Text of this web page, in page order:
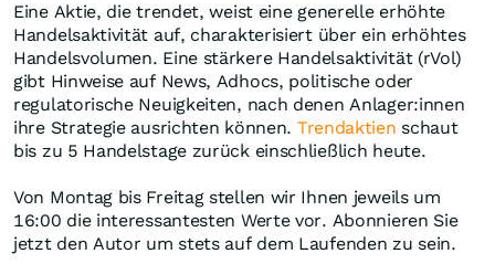
Eine Aktie, die trendet, weist eine generelle erhöhte
Handelsaktivität auf, charakterisiert über ein erhöhtes
Handelsvolumen. Eine stärkere Handelsaktivität (rVol)
gibt Hinweise auf News, Adhocs, politische oder
regulatorische Neuigkeiten, nach denen Anlager:innen
ihre Strategie ausrichten können. Trendaktien schaut
bis zu 5 Handelstage zurück einschließlich heute.
Von Montag bis Freitag stellen wir Ihnen jeweils um
16:00 die interessantesten Werte vor. Abonnieren Sie
jetzt den Autor um stets auf dem Laufenden zu sein.